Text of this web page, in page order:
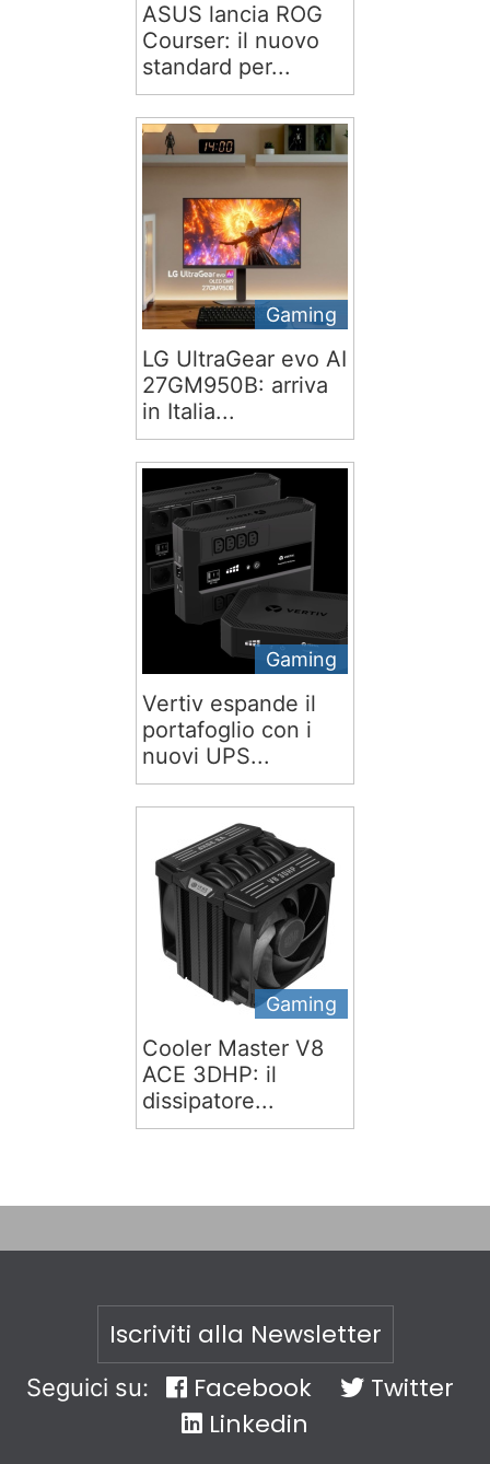
ASUS lancia ROG
Courser: il nuovo
standard per...
Gaming
LG UltraGear evo AI
27GM950B: arriva
in Italia...
Gaming
Vertiv espande il
portafoglio con i
nuovi UPS...
Gaming
Cooler Master V8
ACE 3DHP: il
dissipatore...
Iscriviti alla Newsletter
Seguici su: Facebook
Twitter
Linkedin